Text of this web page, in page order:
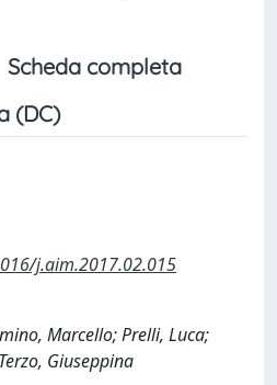
Scheda completa
(DC)
j.aim.2017.02.015
Marcello; Prelli, Luca;
Giuseppina